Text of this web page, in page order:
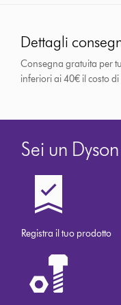
Dettagli
Consegna gratuita per
inferiori ai 40€ il costo
Sei un
Registra il tuo prodotto